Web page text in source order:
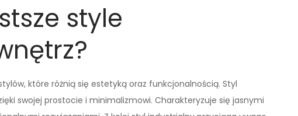
style
które różnią się estetyką oraz funkcjonalnością. Styl
swojej prostocie i minimalizmowi. Charakteryzuje się jasnymi